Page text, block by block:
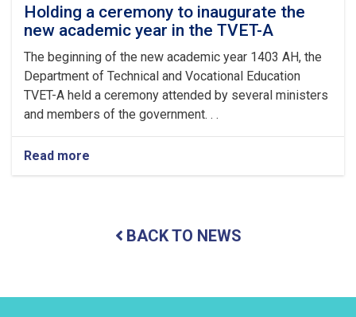
Fitr
Holding a ceremony to inaugurate the
new academic year in the TVET-A
The beginning of the new academic year 1403 AH, the
Department of Technical and Vocational Education
TVET-A held a ceremony attended by several ministers
and members of the government. . .
Read more
Holding
inaugurate
year
BACK TO NEWS